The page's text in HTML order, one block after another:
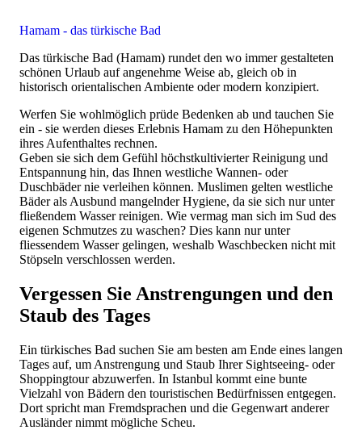
Hamam - das türkische Bad
Das türkische Bad (Hamam) rundet den wo immer gestalteten
schönen Urlaub auf angenehme Weise ab, gleich ob in
historisch orientalischen Ambiente oder modern konzipiert.
Werfen Sie wohlmöglich prüde Bedenken ab und tauchen Sie
ein - sie werden dieses Erlebnis Hamam zu den Höhepunkten
ihres Aufenthaltes rechnen.
Geben sie sich dem Gefühl höchstkultivierter Reinigung und
Entspannung hin, das Ihnen westliche Wannen- oder
Duschbäder nie verleihen können. Muslimen gelten westliche
Bäder als Ausbund mangelnder Hygiene, da sie sich nur unter
fließendem Wasser reinigen. Wie vermag man sich im Sud des
eigenen Schmutzes zu waschen? Dies kann nur unter
fliessendem Wasser gelingen, weshalb Waschbecken nicht mit
Stöpseln verschlossen werden.
Vergessen Sie Anstrengungen und den
Staub des Tages
Ein türkisches Bad suchen Sie am besten am Ende eines langen
Tages auf, um Anstrengung und Staub Ihrer Sightseeing- oder
Shoppingtour abzuwerfen. In Istanbul kommt eine bunte
Vielzahl von Bädern den touristischen Bedürfnissen entgegen.
Dort spricht man Fremdsprachen und die Gegenwart anderer
Ausländer nimmt mögliche Scheu.